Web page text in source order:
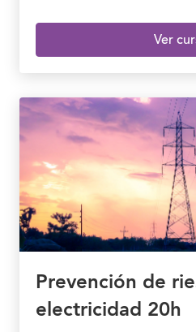
Ver
Prevención de
electricidad 20h